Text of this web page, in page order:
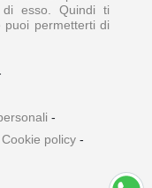
esso. Quindi ti
puoi permetterti di
-
Cookie policy -